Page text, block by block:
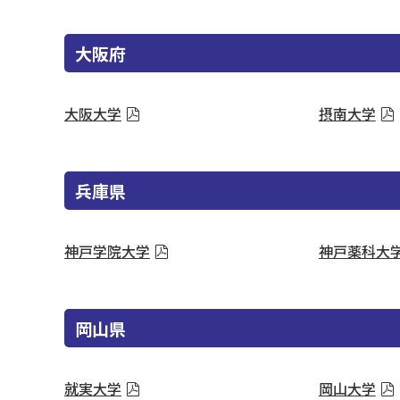
大阪府
大阪大学 摂南大学
兵庫県
神戸学院大学 神戸薬科大
岡山県
就実大学 岡山大学